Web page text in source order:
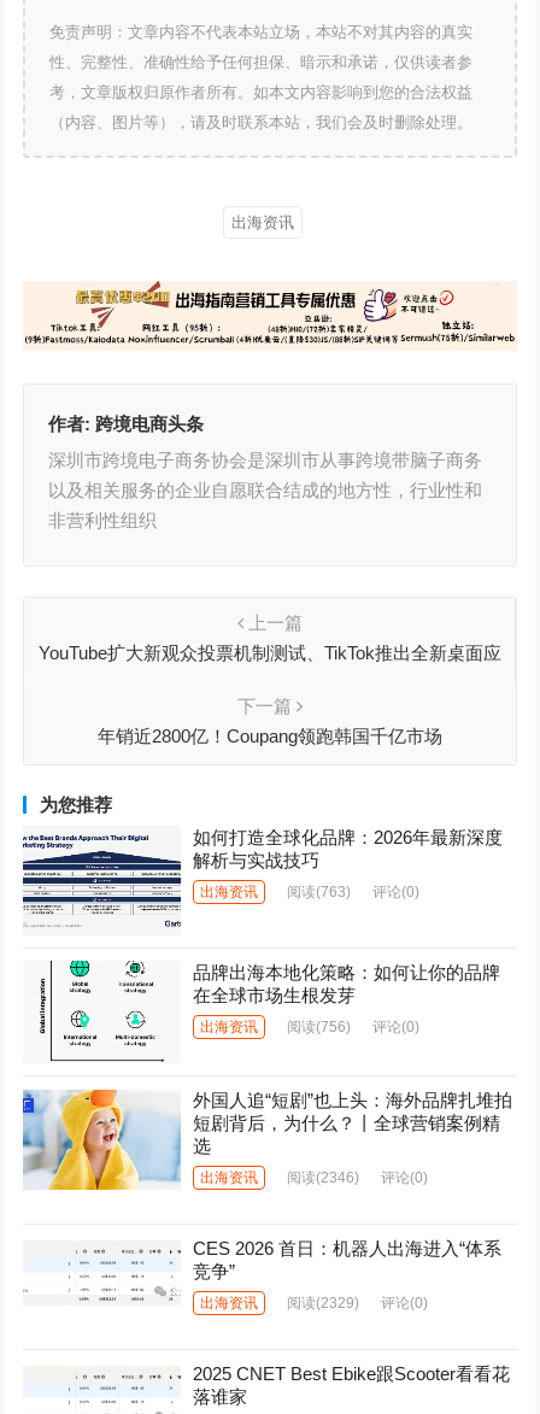
免责声明：文章内容不代表本站立场，本站不对其内容的真实
性、完整性、准确性给予任何担保、暗示和承诺，仅供读者参
考，文章版权归原作者所有。如本文内容影响到您的合法权益
（内容、图片等），请及时联系本站，我们会及时删除处理。
出海资讯
作者: 跨境电商头条
深圳市跨境电子商务协会是深圳市从事跨境带脑子商务
以及相关服务的企业自愿联合结成的地方性，行业性和
非营利性组织
上一篇
YouTube扩大新观众投票机制测试、TikTok推出全新桌面应
下一篇
年销近2800亿！Coupang领跑韩国千亿市场
为您推荐
如何打造全球化品牌：2026年最新深度
解析与实战技巧
出海资讯 阅读(763) 评论(0)
品牌出海本地化策略：如何让你的品牌
在全球市场生根发芽
出海资讯 阅读(756) 评论(0)
外国人追“短剧”也上头：海外品牌扎堆拍
短剧背后，为什么？丨全球营销案例精
选
出海资讯 阅读(2346) 评论(0)
CES 2026 首日：机器人出海进入“体系
竞争”
出海资讯 阅读(2329) 评论(0)
2025 CNET Best Ebike跟Scooter看看花
落谁家